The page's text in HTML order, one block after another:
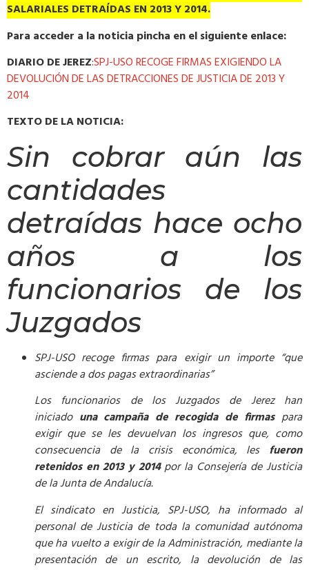
SALARIALES DETRAÍDAS EN 2013 Y 2014.
Para acceder a la noticia pincha en el siguiente enlace:
DIARIO DE JEREZ:SPJ-USO RECOGE FIRMAS EXIGIENDO LA
DEVOLUCIÓN DE LAS DETRACCIONES DE JUSTICIA DE 2013 Y
2014
TEXTO DE LA NOTICIA:
Sin cobrar aún las
cantidades
detraídas hace ocho
años a los
funcionarios de los
Juzgados
SPJ-USO recoge firmas para exigir un importe “que
asciende a dos pagas extraordinarias”
Los funcionarios de los Juzgados de Jerez han
iniciado una campaña de recogida de firmaspara
exigir que se les devuelvan los ingresos que, como
consecuencia de la crisis económica, les fueron
retenidos en 2013 y 2014por la Consejería de Justicia
de la Junta de Andalucía.
El sindicato en Justicia, SPJ-USO, ha informado al
personal de Justicia de toda la comunidad autónoma
que ha vuelto a exigir de la Administración, mediante la
presentación de un escrito, la devolución de las